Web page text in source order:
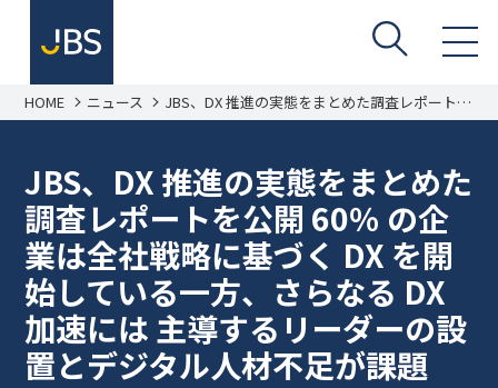
HOME ニュース JBS、DX 推進の実態をまとめた調査レポートを
公開 60％ の企業は全社戦略に基づく DX を開始
JBS、DX 推進の実態をまとめた
調査レポートを公開 60％ の企
業は全社戦略に基づく DX を開
始している一方、さらなる DX
加速には 主導するリーダーの設
置とデジタル人材不足が課題